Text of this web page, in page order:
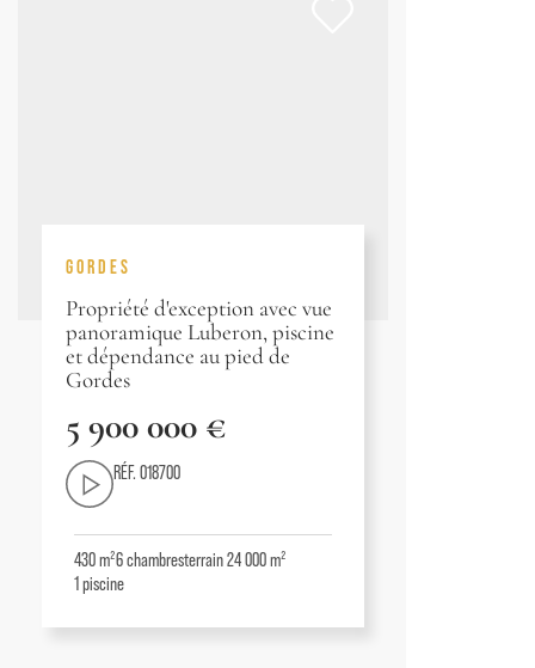
GORDES
Propriété d'exception avec vue
panoramique Luberon, piscine
et dépendance au pied de
Gordes
5 900 000 €
RÉF. 018700
430 m²6chambresterrain 24 000 m²
1piscine